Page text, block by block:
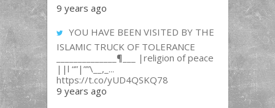
9 years ago
YOU HAVE BEEN VISITED BY THE
ISLAMIC TRUCK OF TOLERANCE
______________¶___ |religion of peace
||l “”|””\__,_...
https://t.co/yUD4QSKQ78
9 years ago